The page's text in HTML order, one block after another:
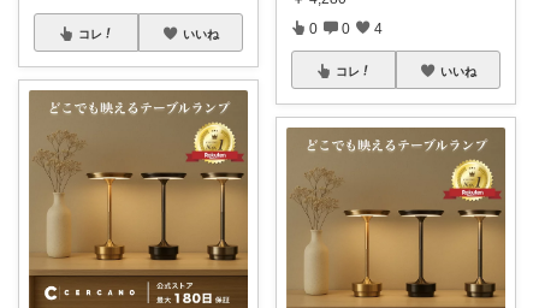
コレ いいね 0 0 4
コレ いいね